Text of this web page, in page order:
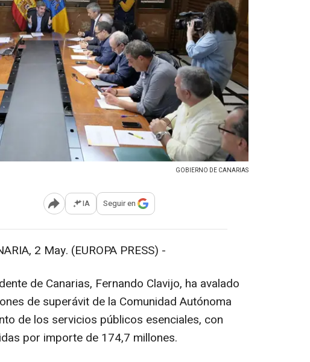
GOBIERNO DE CANARIAS
Abrir opciones para compartir
IA Seguir en
2 May. (EUROPA PRESS) -
de Canarias, Fernando Clavijo, ha avalado
de superávit de la Comunidad Autónoma
de los servicios públicos esenciales, con
por importe de 174,7 millones.